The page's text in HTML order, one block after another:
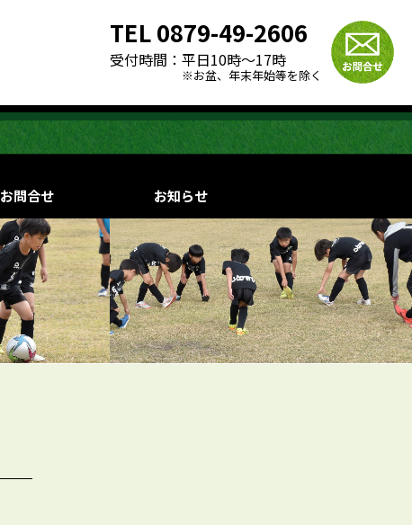
TEL0879-49-2606
受付時間： 平日10時〜17時
※お盆、年末年始等を除く
お問合せ お知らせ